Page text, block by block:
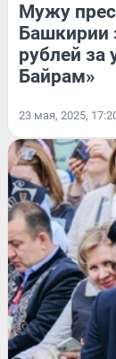
Мужу
Башкирии
рублей за
Байрам»
23 мая, 2025,